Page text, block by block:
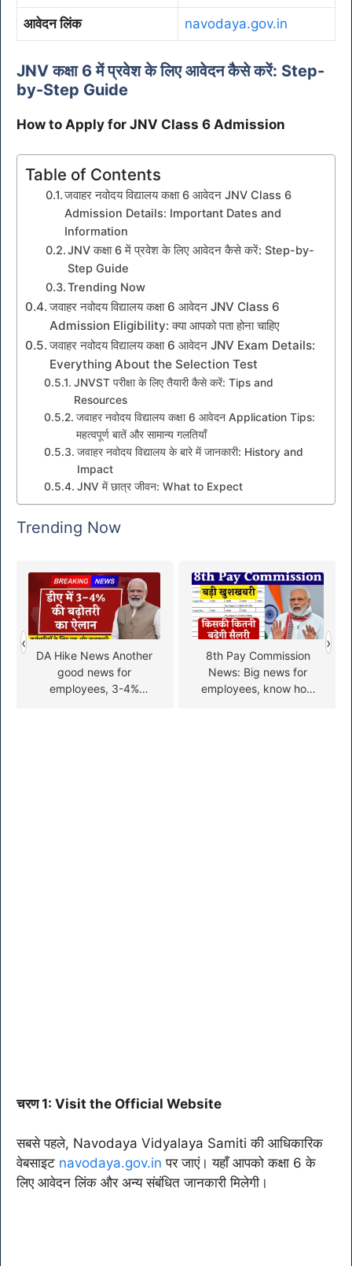
आवेदन लिंक navodaya.gov.in
JNV कक्षा 6 में प्रवेश के लिए आवेदन कैसे करें: Step-
by-Step Guide
How to Apply for JNV Class 6 Admission
Table of Contents
जवाहर नवोदय विद्यालय कक्षा 6 आवेदन JNV Class 6
Admission Details: Important Dates and
Information
JNV कक्षा 6 में प्रवेश के लिए आवेदन कैसे करें: Step-by-
Step Guide
Trending Now
जवाहर नवोदय विद्यालय कक्षा 6 आवेदन JNV Class 6
Admission Eligibility: क्या आपको पता होना चाहिए
जवाहर नवोदय विद्यालय कक्षा 6 आवेदन JNV Exam Details:
Everything About the Selection Test
JNVST परीक्षा के लिए तैयारी कैसे करें: Tips and
Resources
जवाहर नवोदय विद्यालय कक्षा 6 आवेदन Application Tips:
महत्वपूर्ण बातें और सामान्य गलतियाँ
जवाहर नवोदय विद्यालय के बारे में जानकारी: History and
Impact
JNV में छात्र जीवन: What to Expect
Trending Now
DA Hike News Another
good news for
employees, 3-4%
8th Pay Commission
News: Big news for
employees, know how
‹ ›
चरण 1: Visit the Official Website
सबसे पहले, Navodaya Vidyalaya Samiti की आधिकारिक
वेबसाइट navodaya.gov.in पर जाएं। यहाँ आपको कक्षा 6 के
लिए आवेदन लिंक और अन्य संबंधित जानकारी मिलेगी।